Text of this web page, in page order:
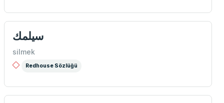
سیلمك
silmek
Redhouse Sözlüğü